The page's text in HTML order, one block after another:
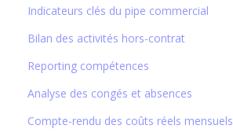
Indicateurs clés du pipe commercial
Bilan des activités hors-contrat
Reporting compétences
Analyse des congés et absences
Compte-rendu des coûts réels mensuels